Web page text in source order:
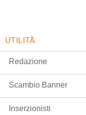
UTILITÀ:
Redazione
Scambio Banner
Inserzionisti